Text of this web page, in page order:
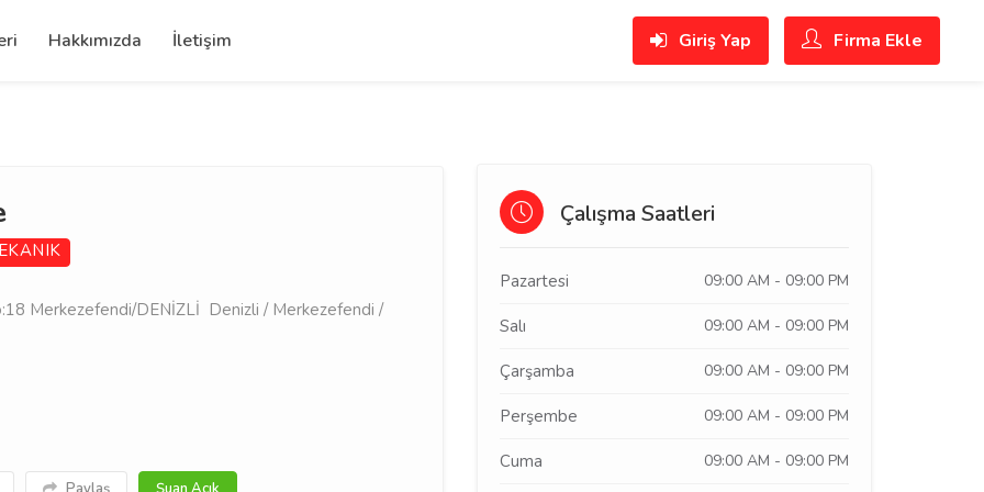
Hakkımızda İletişim Giriş Yap Firma Ekle
Merkezefendi/DENİZLİ Denizli / Merkezefendi /
Çalışma Saatleri
Pazartesi 09:00 AM - 09:00 PM
Salı 09:00 AM - 09:00 PM
Çarşamba 09:00 AM - 09:00 PM
Perşembe 09:00 AM - 09:00 PM
Cuma 09:00 AM - 09:00 PM